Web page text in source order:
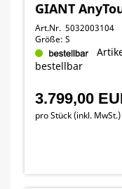
GIANT
Art.Nr. 5032003104
Größe: S
bestellbar
3.799,00
pro Stück (inkl. MwSt.)